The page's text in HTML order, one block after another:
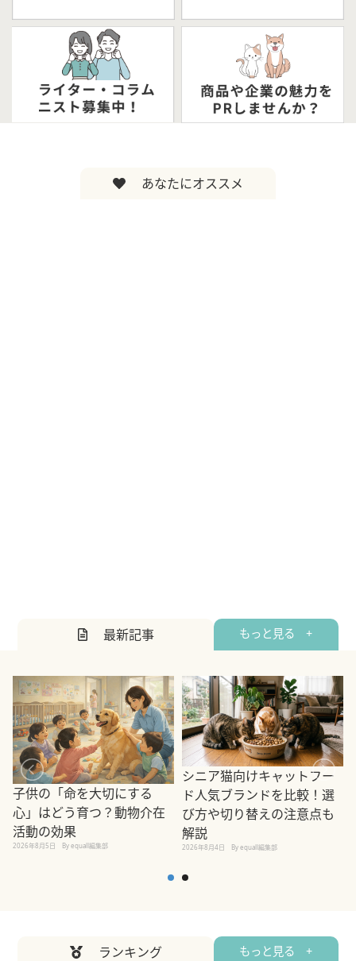
あなたにオススメ
最新記事 もっと見る +
子供の「命を大切にする
心」はどう育つ？動物介在
活動の効果
2026年8月5日 By equall編集部
シニア猫向けキャットフー
ド人気ブランドを比較！選
び方や切り替えの注意点も
解説
2026年8月4日 By equall編集部
ランキング もっと見る +